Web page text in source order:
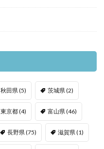
秋田県(5) 茨城県(2)
東京都(4) 富山県(46)
長野県(75) 滋賀県(1)